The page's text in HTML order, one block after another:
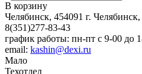
В корзину
Челябинск, 454091 г.
8(351)277-83-43
график работы: пн-пт с 9-00 до
email: kashin@dexi.ru
Мало
Техотдел